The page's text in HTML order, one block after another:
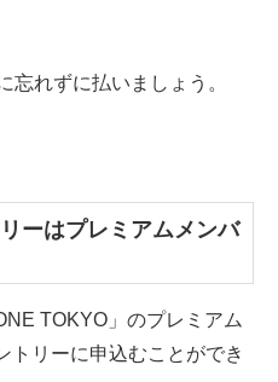
忘れずに払いましょう。
ーはプレミアムメンバ
TOKYO」のプレミアム
トリーに申込むことができ